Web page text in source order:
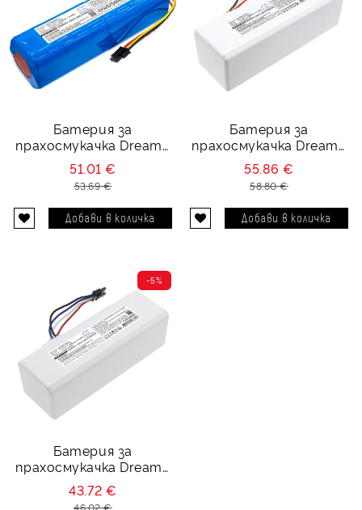
Батерия за
прахосмукачка Dreame
Z10, Pro Dreame W10 -
14.4V 5200 mAh
51.01 €
53.69 €
Батерия за
прахосмукачка Dreame
MC1808 - 14.4V 5200
mAh
55.86 €
58.80 €
Батерия за
прахосмукачка Dreame
MC1808 - 14.4V 2500
mAh
-5%
43.72 €
46.02 €